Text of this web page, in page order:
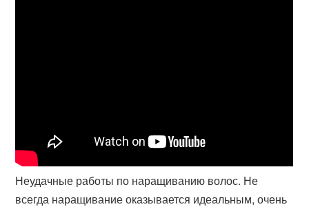
Неудачные работы по наращиванию волос. Не
всегда наращивание оказывается идеальным, очень